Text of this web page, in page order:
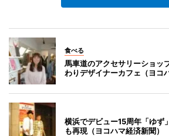
食べる
馬車道のアクセサリーショッ
わりデザイナーカフェ（ヨコ
横浜でデビュー15周年「ゆず
も再現（ヨコハマ経済新聞）